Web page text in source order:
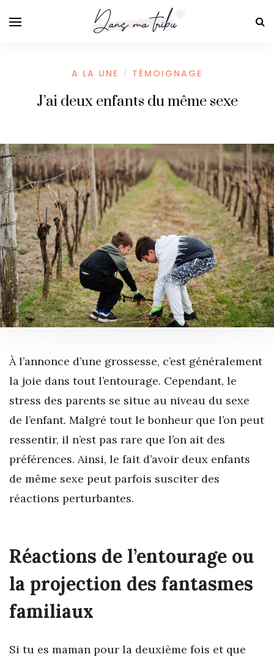
A LA UNE / TÉMOIGNAGE
J’ai deux enfants du même sexe
À l’annonce d’une grossesse, c’est généralement
la joie dans tout l’entourage. Cependant, le
stress des parents se situe au niveau du sexe
de l’enfant. Malgré tout le bonheur que l’on peut
ressentir, il n’est pas rare que l’on ait des
préférences. Ainsi, le fait d’avoir deux enfants
de même sexe peut parfois susciter des
réactions perturbantes.
Réactions de l’entourage ou
la projection des fantasmes
familiaux
Si tu es maman pour la deuxième fois et que